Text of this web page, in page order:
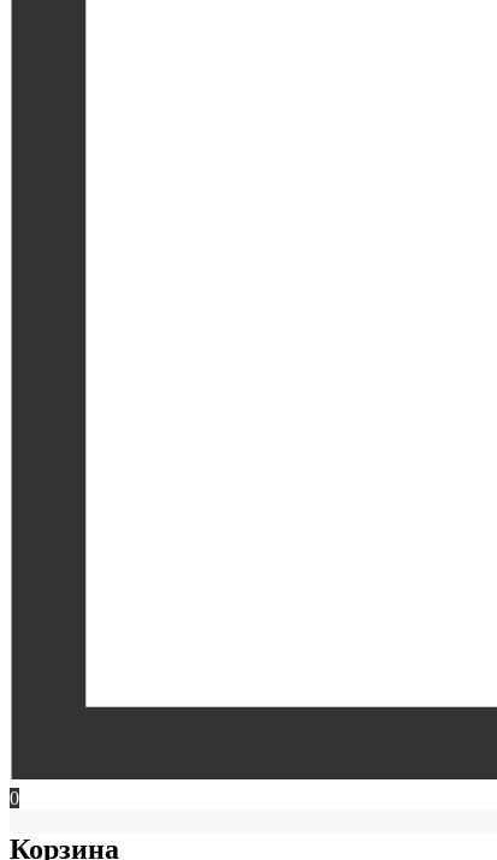
0
Корзина